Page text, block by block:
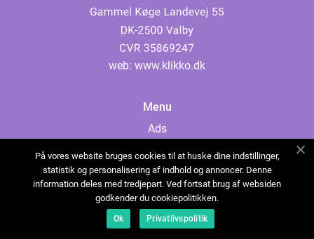
web: www.klikko.dk
Menu
Ads
Cookies
Contact
Sitemap
På vores website bruges cookies til at huske dine indstillinger,
statistik og personalisering af indhold og annoncer. Denne
information deles med tredjepart. Ved fortsat brug af websiden
godkender du cookiepolitikken.
Ok Privatlivspolitik